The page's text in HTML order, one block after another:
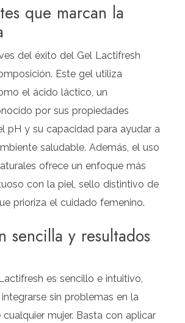
que marcan la
del éxito del Gel Lactifresh
Este gel utiliza
el ácido láctico, un
por sus propiedades
pH y su capacidad para ayudar a
saludable. Además, el uso
ofrece un enfoque más
con la piel, sello distintivo de
prioriza el cuidado femenino.
sencilla y resultados
es sencillo e intuitivo,
sin problemas en la
cualquier mujer. Basta con aplicar